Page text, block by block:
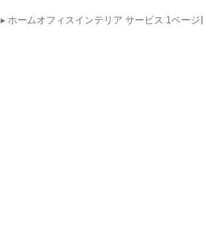
▸ ホームオフィスインテリア サービス 1ページ